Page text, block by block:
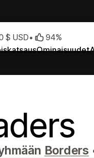
Ominaisuudet
$ USD• 94%
Borders